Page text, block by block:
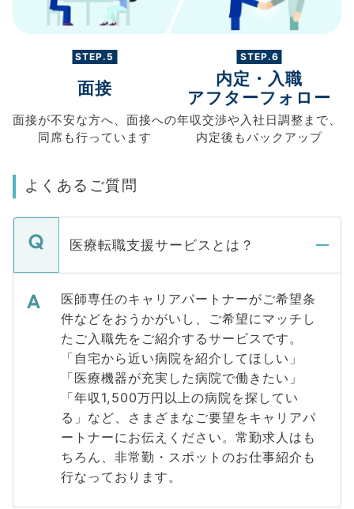
STEP.5
面接
面接が不安な方へ、 面接への
同席も行っています
STEP.6
内定・入職
アフターフォロー
年収交渉や入社日調整まで、
内定後もバックアップ
よくあるご質問
医療転職支援サービスとは？
医師専任のキャリアパートナーがご希望条
件などをおうかがいし、ご希望にマッチし
たご入職先をご紹介するサービスです。
「自宅から近い病院を紹介してほしい」
「医療機器が充実した病院で働きたい」
「年収1,500万円以上の病院を探してい
る」など、さまざまなご要望をキャリアパ
ートナーにお伝えください。常勤求人はも
ちろん、非常勤・スポットのお仕事紹介も
行なっております。